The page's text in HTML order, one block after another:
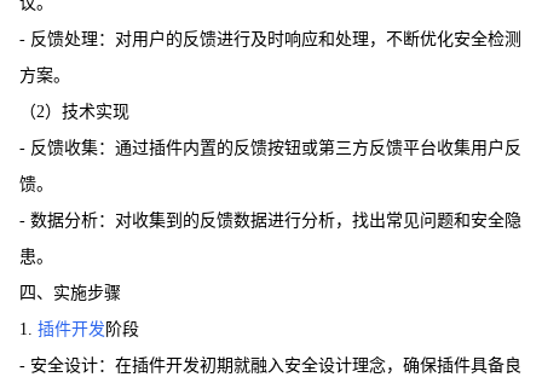
- 反馈处理：对用户的反馈进行及时响应和处理，不断优化安全检测
方案。
（2）技术实现
- 反馈收集：通过插件内置的反馈按钮或第三方反馈平台收集用户反
馈。
- 数据分析：对收集到的反馈数据进行分析，找出常见问题和安全隐
患。
四、实施步骤
1. 插件开发 阶段
- 安全设计：在插件开发初期就融入安全设计理念，确保插件具备良